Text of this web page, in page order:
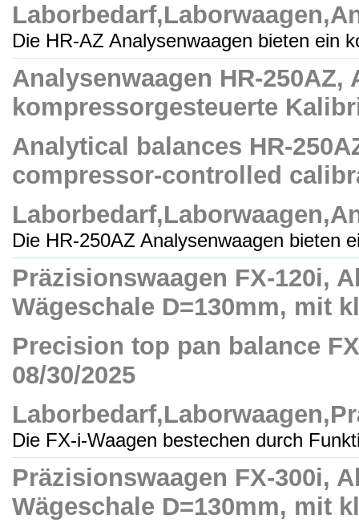
Die HR-AZ Analysenwaagen bieten ein
Analysenwaagen HR-
kompressorgesteuerte
Analytical balances HR-
compressor-controlled
Die HR-250AZ Analysenwaagen bieten
Präzisionswaagen FX-120i,
Wägeschale D=130mm, mit
Precision top pan balance
08/30/2025
Die FX-i-Waagen bestechen durch
Präzisionswaagen FX-300i,
Wägeschale D=130mm, mit